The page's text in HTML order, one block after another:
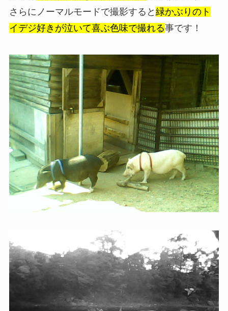
さらにノーマルモードで撮影すると 緑かぶりのト
イデジ好きが泣いて喜ぶ色味で撮れる事です！